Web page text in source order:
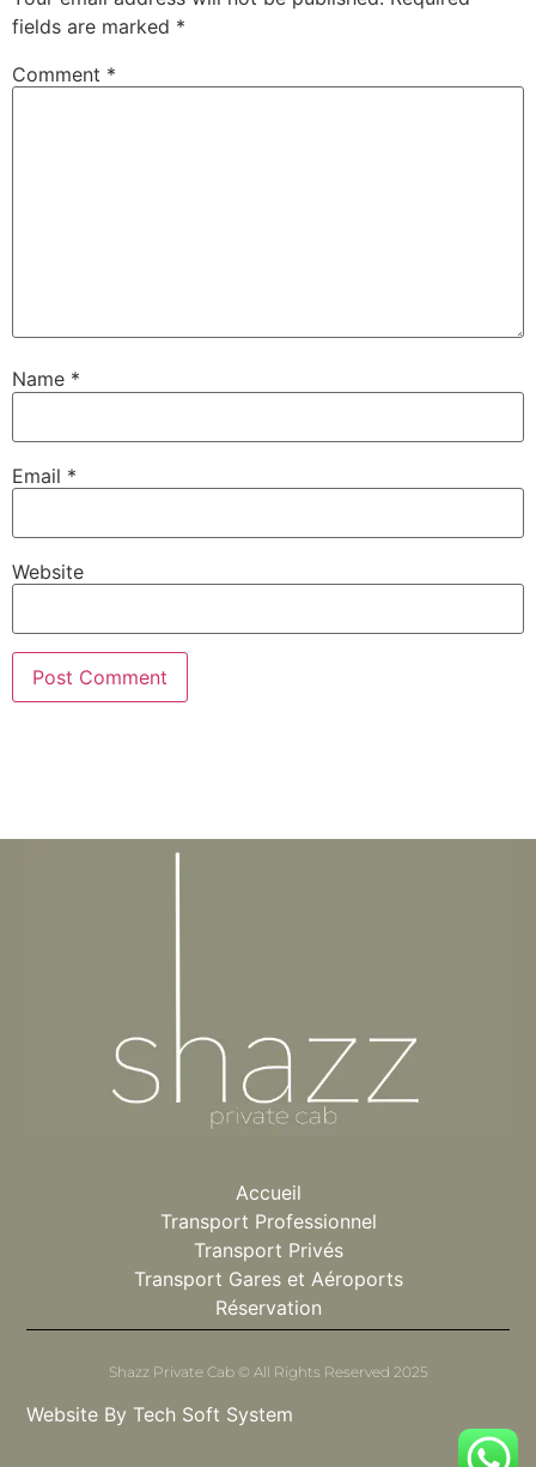
fields are marked *
Comment *
Name *
Email *
Website
Accueil
Transport Professionnel
Transport Privés
Transport Gares et Aéroports
Réservation
Shazz Private Cab © All Rights Reserved 2025
Website By Tech Soft System